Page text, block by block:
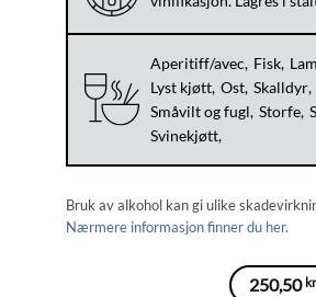
Aperitiff/avec Fisk
Lyst kjøtt Ost Skalldyr
Småvilt og fugl Storfe
Svinekjøtt
Bruk av alkohol kan gi ulike
Nærmere informasjon finner du her.
250,50 kr